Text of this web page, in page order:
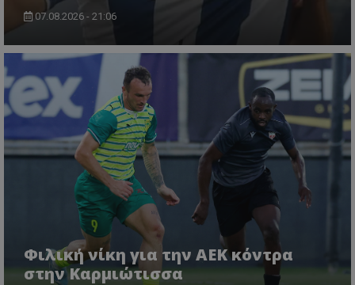
07.08.2026 - 21:06
Φιλική νίκη για την ΑΕΚ κόντρα
στην Καρμιώτισσα